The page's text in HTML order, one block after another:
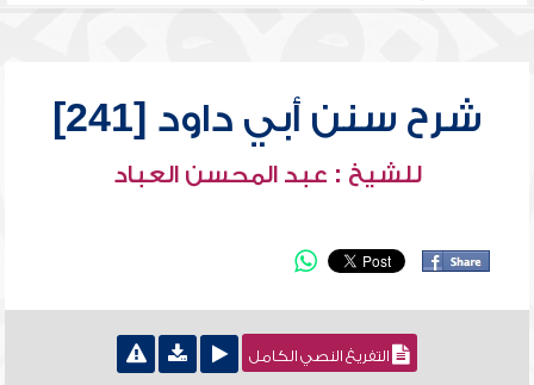
شرح سنن أبي داود [241]
للشيخ : عبد المحسن العباد
التفريغ النصي الكامل